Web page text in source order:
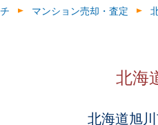
マンション売却・査定
北海
北海道旭